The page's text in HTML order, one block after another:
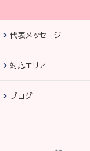
代表メッセージ
対応エリア
ブログ